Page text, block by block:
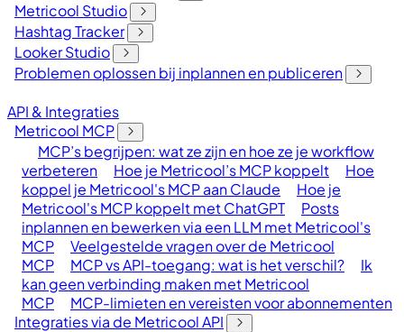
Metricool Studio
Hashtag Tracker
Looker Studio
Problemen oplossen bij inplannen en publiceren
API & Integraties
Metricool MCP
MCP’s begrijpen: wat ze zijn en hoe ze je workflow
verbeteren
Hoe je Metricool’s MCP koppelt
Hoe
koppel je Metricool's MCP aan Claude
Hoe je
Metricool's MCP koppelt met ChatGPT
Posts
inplannen en bewerken via een LLM met Metricool's
MCP
Veelgestelde vragen over de Metricool
MCP
MCP vs API-toegang: wat is het verschil?
Ik
kan geen verbinding maken met Metricool
MCP
MCP-limieten en vereisten voor abonnementen
Integraties via de Metricool API